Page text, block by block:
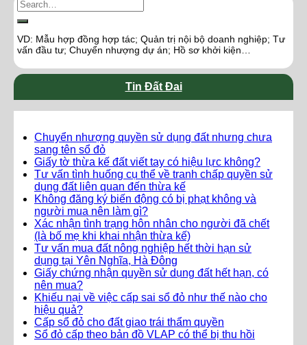
VD: Mẫu hợp đồng hợp tác; Quản trị nội bộ doanh nghiệp; Tư
vấn đầu tư; Chuyển nhượng dự án; Hồ sơ khởi kiện…
Tin Đất Đai
Chuyển nhượng quyền sử dụng đất nhưng chưa
sang tên sổ đỏ
Giấy tờ thừa kế đất viết tay có hiệu lực không?
Tư vấn tình huống cụ thể về tranh chấp quyền sử
dụng đất liên quan đến thừa kế
Không đăng ký biến động có bị phạt không và
người mua nên làm gì?
Xác nhận tình trạng hôn nhân cho người đã chết
(là bố mẹ khi khai nhận thừa kế)
Tư vấn mua đất nông nghiệp hết thời hạn sử
dụng tại Yên Nghĩa, Hà Đông
Giấy chứng nhận quyền sử dụng đất hết hạn, có
nên mua?
Khiếu nại về việc cấp sai sổ đỏ như thế nào cho
hiệu quả?
Cấp sổ đỏ cho đất giao trái thẩm quyền
Sổ đỏ cấp theo bản đồ VLAP có thể bị thu hồi